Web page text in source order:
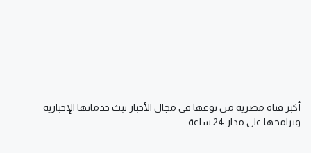
أكبر قناة مصرية من نوعها في مجال الأخبار تبث خدماتها الإخبارية
وبرامجها على مدار 24 ساعة